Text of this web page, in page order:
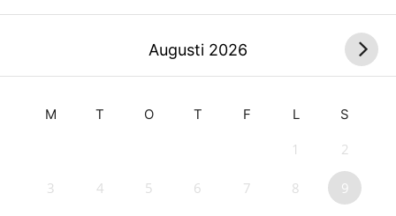
Augusti 2026
M T O T F L S
1 2
3 4 5 6 7 8 9